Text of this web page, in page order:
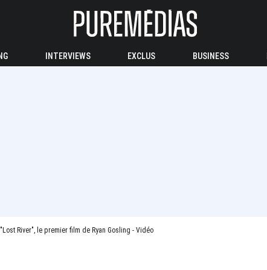
INTERVIEWS EXCLUS BUSINESS
"Lost River", le premier film de Ryan Gosling - Vidéo